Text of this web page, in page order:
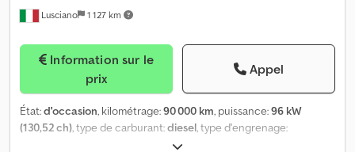
Lusciano 1 127 km
prix
Appel
État:d'occasion, kilométrage:90 000 km, puissance:96 kW
(130,52 ch) , type de carburant:diesel , type d'engrenage:
, première immatriculation: